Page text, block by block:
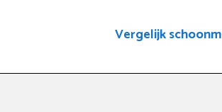
Vergelijk